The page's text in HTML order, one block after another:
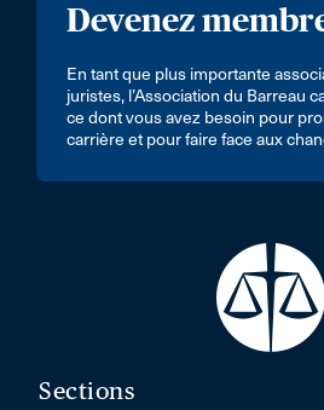
Devenez
En tant que plus importante
juristes, l’Association du Barreau
ce dont vous avez besoin pour
carrière et pour faire face aux
Sections